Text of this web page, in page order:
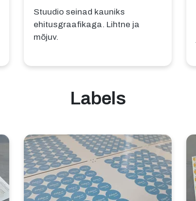
Stuudio seinad kauniks
ehitusgraafikaga. Lihtne ja
mõjuv.
Labels